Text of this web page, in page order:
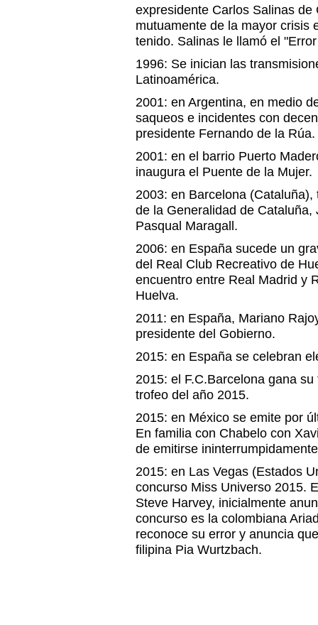
expresidente Carlos Salinas
mutuamente de la mayor crisis
tenido. Salinas le llamó el
1996: Se inician las
Latinoamérica.
2001: en Argentina, en medio
saqueos e incidentes con
presidente Fernando de la Rúa.
2001: en el barrio Puerto
inaugura el Puente de la Mujer.
2003: en Barcelona
de la Generalidad de
Pasqual Maragall.
2006: en España sucede un
del Real Club Recreativo de
encuentro entre Real Madrid y
Huelva.
2011: en España, Mariano
presidente del Gobierno.
2015: en España se celebran
2015: el F.C.Barcelona gana
trofeo del año 2015.
2015: en México se emite por
En familia con Chabelo con
de emitirse
2015: en Las Vegas (Estados
concurso Miss Universo 2015.
Steve Harvey, inicialmente
concurso es la colombiana
reconoce su error y anuncia
filipina Pia Wurtzbach.